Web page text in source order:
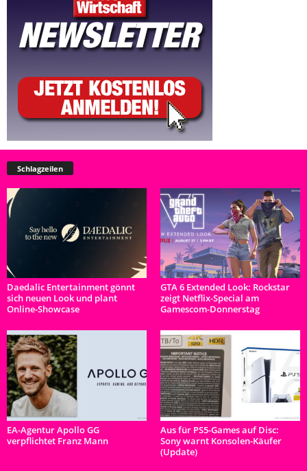
Schlagzeilen
Daedalic Entertainment gönnt
sich neuen Look und plant
Online-Showcase
GTA 6 Extended Look: Rockstar
zeigt Netflix-Special am
Gamescom-Donnerstag
EA-Agentur Apollo GG
verpflichtet Franz Mann
Aus für PS5-Games auf Disc:
Sony warnt Konsolen-Käufer
(Update)